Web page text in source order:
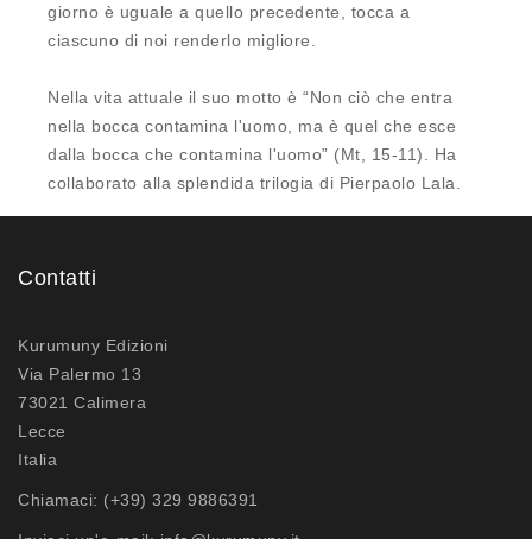
giorno è uguale a quello precedente, tocca a
ciascuno di noi renderlo migliore.
Nella vita attuale il suo motto è “Non ciò che entra
nella bocca contamina l'uomo, ma è quel che esce
dalla bocca che contamina l'uomo” (Mt, 15-11). Ha
collaborato alla splendida trilogia di Pierpaolo Lala.
Contatti
Kurumuny Edizioni
Via Palermo 13
73021 Calimera
Lecce
Italia
Chiamaci: (+39) 329 9886391